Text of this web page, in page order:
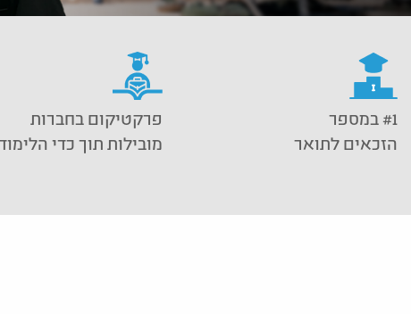
#1 במספר
הזכאים לתואר
פרקטיקום בחברות
מובילות תוך כדי